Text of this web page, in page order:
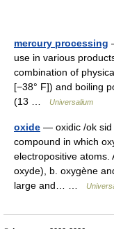
mercury processing
use in various
combination of
[−38° F]) and boiling
(13 …
Universalium
oxide — oxidic /ok sid
compound in which
electropositive atoms.
oxyde), b. oxygène
large and… …